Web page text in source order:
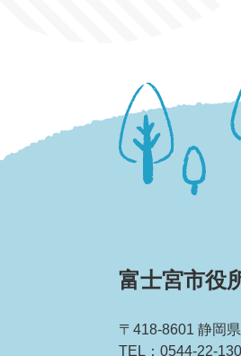
富士宮市役
〒418-8601 静岡
TEL：0544-22-